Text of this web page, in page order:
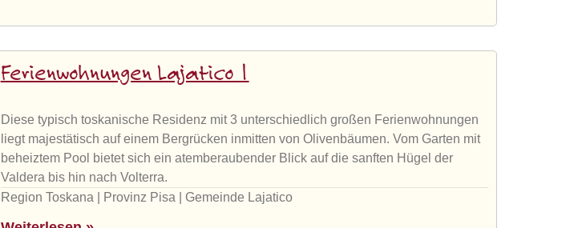
Ferienwohnungen Lajatico 1
Diese typisch toskanische Residenz mit 3 unterschiedlich großen Ferienwohnungen
liegt majestätisch auf einem Bergrücken inmitten von Olivenbäumen. Vom Garten mit
beheiztem Pool bietet sich ein atemberaubender Blick auf die sanften Hügel der
Valdera bis hin nach Volterra.
Region Toskana | Provinz Pisa | Gemeinde Lajatico